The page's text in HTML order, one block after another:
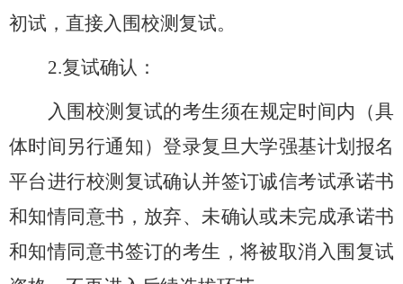
初试，直接入围校测复试。
2.复试确认：
入围校测复试的考生须在规定时间内（具
体时间另行通知）登录复旦大学强基计划报名
平台进行校测复试确认并签订诚信考试承诺书
和知情同意书，放弃、未确认或未完成承诺书
和知情同意书签订的考生，将被取消入围复试